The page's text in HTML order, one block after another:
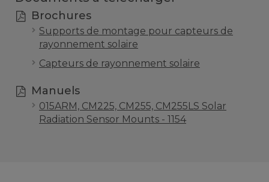
Brochures
Supports de montage pour capteurs de
rayonnement solaire
Capteurs de rayonnement solaire
Manuels
015ARM, CM225, CM255, CM255LS Solar
Radiation Sensor Mounts - 1154